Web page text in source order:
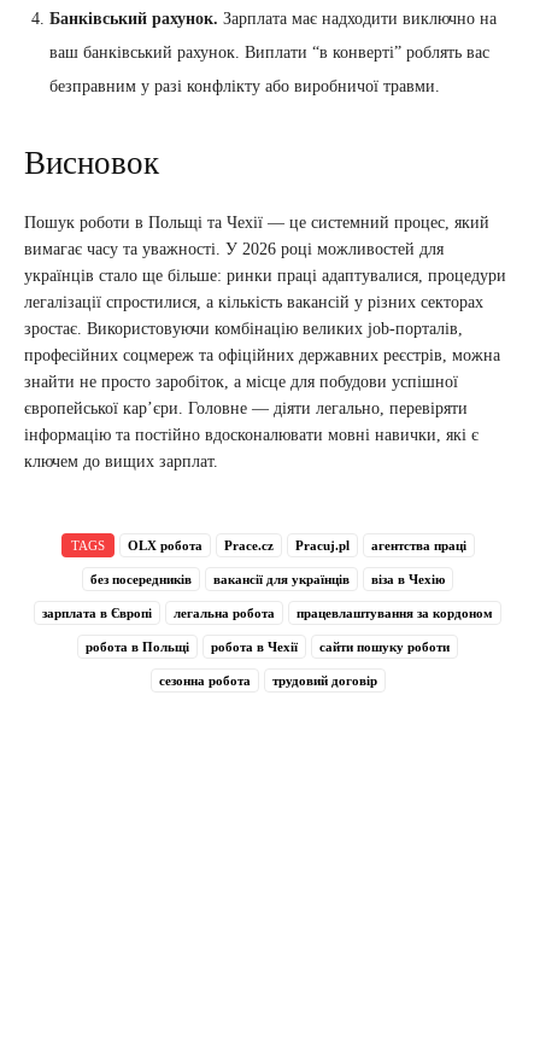
Банківський рахунок. Зарплата має надходити виключно на
ваш банківський рахунок. Виплати “в конверті” роблять вас
безправним у разі конфлікту або виробничої травми.
Висновок
Пошук роботи в Польщі та Чехії — це системний процес, який
вимагає часу та уважності. У 2026 році можливостей для
українців стало ще більше: ринки праці адаптувалися, процедури
легалізації спростилися, а кількість вакансій у різних секторах
зростає. Використовуючи комбінацію великих job-порталів,
професійних соцмереж та офіційних державних реєстрів, можна
знайти не просто заробіток, а місце для побудови успішної
європейської кар’єри. Головне — діяти легально, перевіряти
інформацію та постійно вдосконалювати мовні навички, які є
ключем до вищих зарплат.
TAGS OLX робота Prace.cz Pracuj.pl агентства праці
без посередників вакансії для українців віза в Чехію
зарплата в Європі легальна робота працевлаштування за кордоном
робота в Польщі робота в Чехії сайти пошуку роботи
сезонна робота трудовий договір